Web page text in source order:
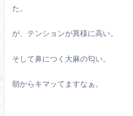
た。
が、テンションが異様に高い。
そして鼻につく大麻の匂い。
朝からキマッてますなぁ。